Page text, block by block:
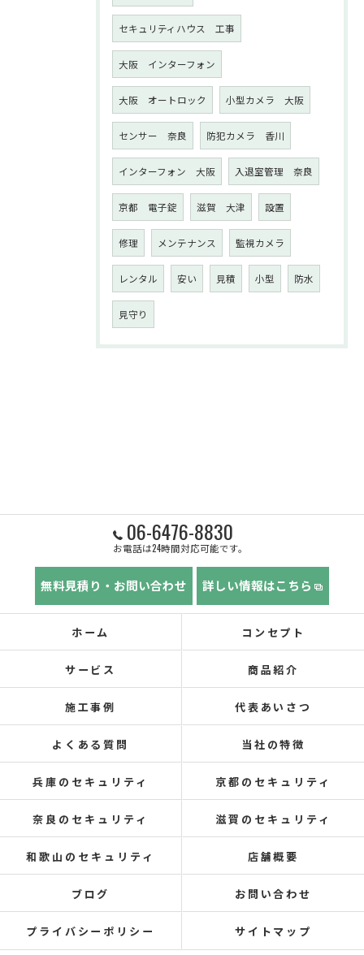
セキュリティハウス 工事
大阪 インターフォン
大阪 オートロック 小型カメラ 大阪
センサー 奈良 防犯カメラ 香川
インターフォン 大阪 入退室管理 奈良
京都 電子錠 滋賀 大津 設置
修理 メンテナンス 監視カメラ
レンタル 安い 見積 小型 防水
見守り
06-6476-8830
お電話は24時間対応可能です。
無料見積り・お問い合わせ 詳しい情報はこちら
ホーム コンセプト
サービス 商品紹介
施工事例 代表あいさつ
よくある質問 当社の特徴
兵庫のセキュリティ 京都のセキュリティ
奈良のセキュリティ 滋賀のセキュリティ
和歌山のセキュリティ 店舗概要
ブログ お問い合わせ
プライバシーポリシー サイトマップ